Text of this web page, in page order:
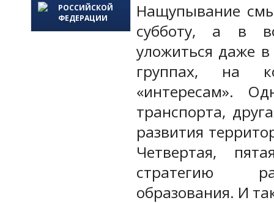
РОССИЙСКОЙ
ФЕДЕРАЦИИ
Нащупывание
субботу, а в
уложиться даже
группах, на
«интересам».
транспорта,
развития
Четвертая,
стратегию
образования. И